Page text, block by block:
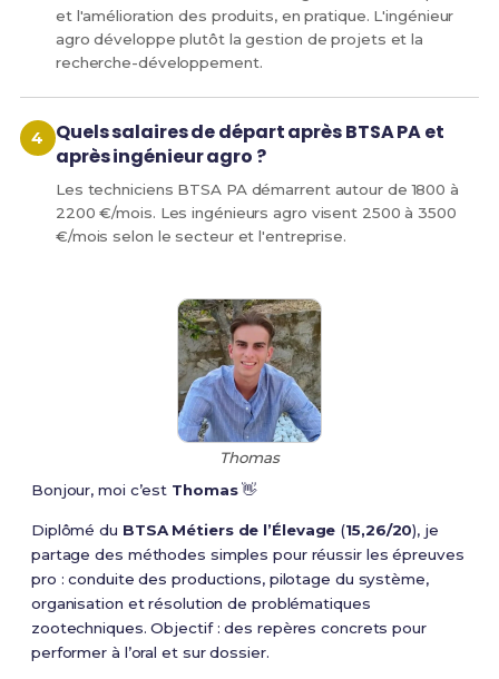
et l'amélioration des produits, en pratique. L'ingénieur
agro développe plutôt la gestion de projets et la
recherche-développement.
Quels salaires de départ après BTSA PA et
après ingénieur agro ?
Les techniciens BTSA PA démarrent autour de 1800 à
2200 €/mois. Les ingénieurs agro visent 2500 à 3500
€/mois selon le secteur et l'entreprise.
Thomas
Bonjour, moi c’est Thomas👋
Diplômé du BTSA Métiers de l’Élevage (15,26/20), je
partage des méthodes simples pour réussir les épreuves
pro : conduite des productions, pilotage du système,
organisation et résolution de problématiques
zootechniques. Objectif : des repères concrets pour
performer à l’oral et sur dossier.